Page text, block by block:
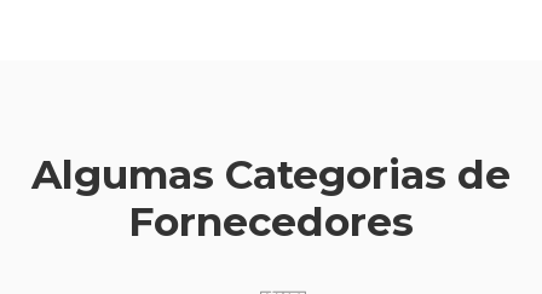
Algumas Categorias de
Fornecedores